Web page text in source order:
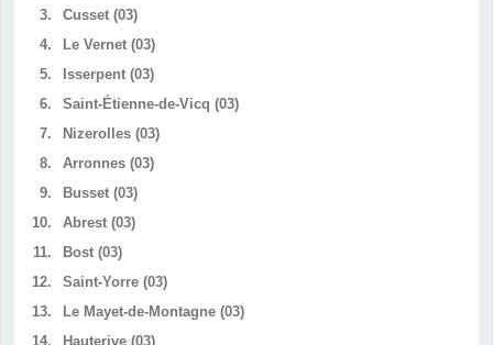
3.
Cusset (03)
4.
Le Vernet (03)
5.
Isserpent (03)
6.
Saint-Étienne-de-Vicq (03)
7.
Nizerolles (03)
8.
Arronnes (03)
9.
Busset (03)
10.
Abrest (03)
11.
Bost (03)
12.
Saint-Yorre (03)
13.
Le Mayet-de-Montagne (03)
14.
Hauterive (03)